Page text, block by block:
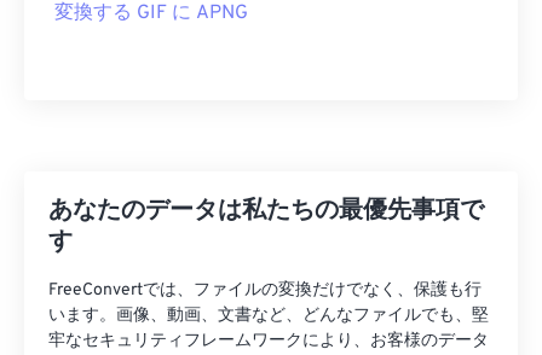
変換する GIF に APNG
あなたのデータは私たちの最優先事項で
す
FreeConvertでは、ファイルの変換だけでなく、保護も行
います。画像、動画、文書など、どんなファイルでも、堅
牢なセキュリティフレームワークにより、お客様のデータ